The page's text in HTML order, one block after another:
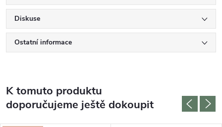
Diskuse
Ostatní informace
K tomuto produktu
doporučujeme ještě dokoupit